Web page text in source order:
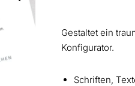
Gestaltet ein
Konfigurator.
Schriften,